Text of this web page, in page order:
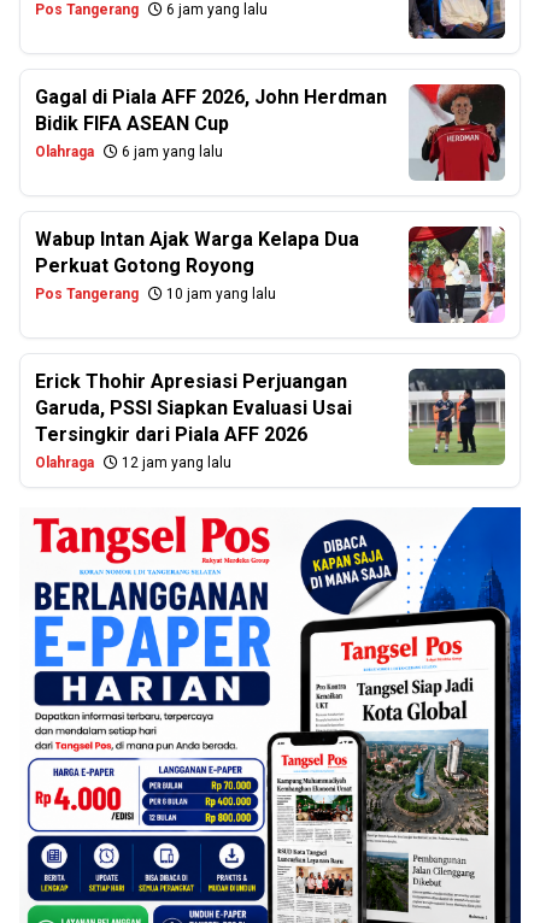
Pos Tangerang 6 jam yang lalu
Gagal di Piala AFF 2026, John Herdman
Bidik FIFA ASEAN Cup
Olahraga 6 jam yang lalu
Wabup Intan Ajak Warga Kelapa Dua
Perkuat Gotong Royong
Pos Tangerang 10 jam yang lalu
Erick Thohir Apresiasi Perjuangan
Garuda, PSSI Siapkan Evaluasi Usai
Tersingkir dari Piala AFF 2026
Olahraga 12 jam yang lalu